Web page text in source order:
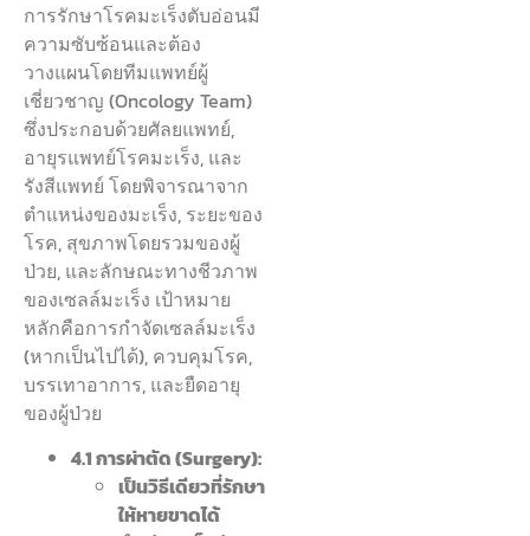
การรักษาโรคมะเร็งตับอ่อนมี
ความซับซ้อนและต้อง
วางแผนโดยทีมแพทย์ผู้
เชี่ยวชาญ (Oncology Team)
ซึ่งประกอบด้วยศัลยแพทย์,
อายุรแพทย์โรคมะเร็ง, และ
รังสีแพทย์ โดยพิจารณาจาก
ตำแหน่งของมะเร็ง, ระยะของ
โรค, สุขภาพโดยรวมของผู้
ป่วย, และลักษณะทางชีวภาพ
ของเซลล์มะเร็ง เป้าหมาย
หลักคือการกำจัดเซลล์มะเร็ง
(หากเป็นไปได้), ควบคุมโรค,
บรรเทาอาการ, และยืดอายุ
ของผู้ป่วย
4.1 การผ่าตัด (Surgery):
เป็นวิธีเดียวที่รักษา
ให้หายขาดได้